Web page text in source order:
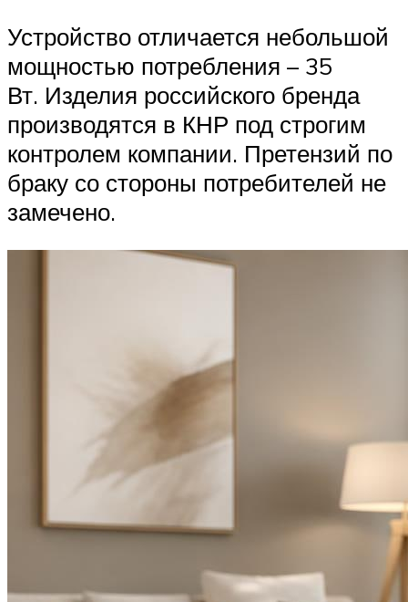
Устройство отличается небольшой
мощностью потребления – 35
Вт. Изделия российского бренда
производятся в КНР под строгим
контролем компании. Претензий по
браку со стороны потребителей не
замечено.